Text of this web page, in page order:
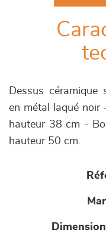
Dessus céramique
en métal laqué noir
hauteur 38 cm -
hauteur 50 cm.